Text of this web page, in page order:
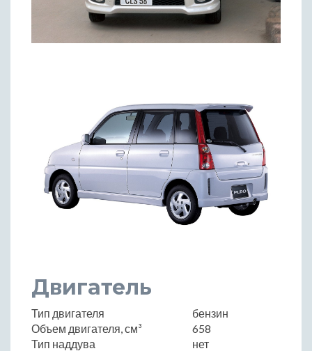
Двигатель
Тип двигателя
бензин
Объем двигателя, см³
658
Тип наддува
нет